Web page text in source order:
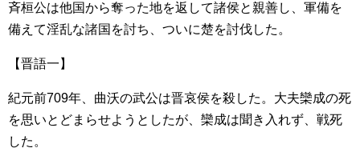
斉桓公は他国から奪った地を返して諸侯と親善し、軍備を
備えて淫乱な諸国を討ち、ついに楚を討伐した。
【晋語一】
紀元前709年、曲沃の武公は晋哀侯を殺した。大夫欒成の死
を思いとどまらせようとしたが、欒成は聞き入れず、戦死
した。